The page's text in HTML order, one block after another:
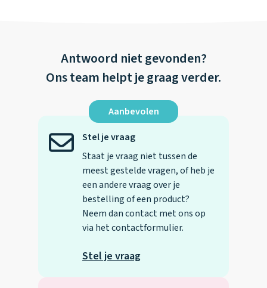
Antwoord niet gevonden?
Ons team helpt je graag verder.
Aanbevolen
Stel je vraag
Staat je vraag niet tussen de
meest gestelde vragen, of heb je
een andere vraag over je
bestelling of een product?
Neem dan contact met ons op
via het contactformulier.
Stel je vraag